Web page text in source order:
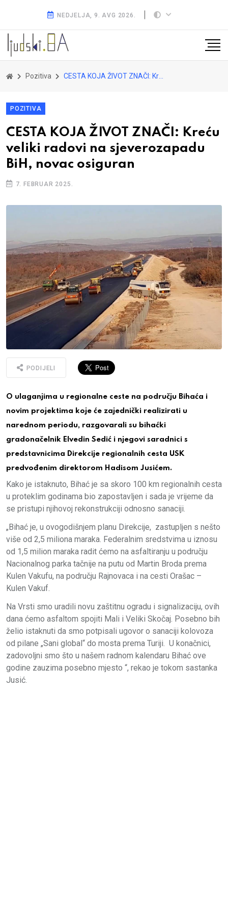
NEDJELJA, 9. AVG 2026.
Pozitiva CESTA KOJA ŽIVOT ZNAČI: Kreću veliki radovi na sjeverozapadu BiH, novac osiguran
POZITIVA
CESTA KOJA ŽIVOT ZNAČI: Kreću
veliki radovi na sjeverozapadu
BiH, novac osiguran
7. FEBRUAR 2025.
PODIJELI
O ulaganjima u regionalne ceste na području Bihaća i
novim projektima koje će zajednički realizirati u
narednom periodu, razgovarali su bihaćki
gradonačelnik Elvedin Sedić i njegovi saradnici s
predstavnicima Direkcije regionalnih cesta USK
predvođenim direktorom Hadisom Jusićem.
Kako je istaknuto, Bihać je sa skoro 100 km regionalnih cesta
u proteklim godinama bio zapostavljen i sada je vrijeme da
se pristupi njihovoj rekonstrukciji odnosno sanaciji.
„Bihać je, u ovogodišnjem planu Direkcije, zastupljen s nešto
više od 2,5 miliona maraka. Federalnim sredstvima u iznosu
od 1,5 milion maraka radit ćemo na asfaltiranju u području
Nacionalnog parka tačnije na putu od Martin Broda prema
Kulen Vakufu, na području Rajnovaca i na cesti Orašac –
Kulen Vakuf.
Na Vrsti smo uradili novu zaštitnu ogradu i signalizaciju, ovih
dana ćemo asfaltom spojiti Mali i Veliki Skočaj. Posebno bih
želio istaknuti da smo potpisali ugovor o sanaciji kolovoza
od pilane „Sani global“ do mosta prema Turiji. U konačnici,
zadovoljni smo što u našem radnom kalendaru Bihać ove
godine zauzima posebno mjesto “, rekao je tokom sastanka
Jusić.